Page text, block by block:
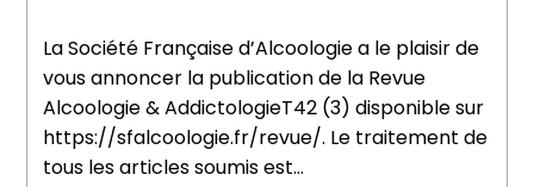
La Société Française d’Alcoologie a le plaisir de
vous annoncer la publication de la Revue
Alcoologie & AddictologieT42 (3) disponible sur
https://sfalcoologie.fr/revue/. Le traitement de
tous les articles soumis est…